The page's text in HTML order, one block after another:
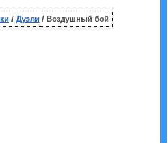
/ Дуэли / Воздушный бой